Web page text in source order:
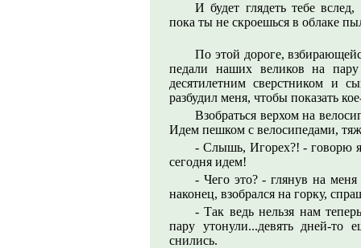
И будет глядеть тебе
пока ты не скроешься в облаке
По этой дороге,
педали наших великов на
десятилетним сверстником и
разбудил меня, чтобы показать
Взобраться верхом на
Идем пешком с велосипедами,
- Слышь, Игорех?! - говорю
сегодня идем!
- Чего это? - глянув на
наконец, взобрался на горку,
- Так ведь нельзя нам
пару утонули...девять дней-
снились.